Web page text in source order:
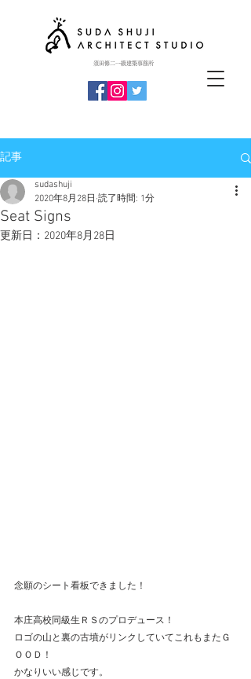
​須田修二一級建築事務所
記事
Seat Signs
sudashuji
2020年8月28日 読了時間: 1分
更新日： 2020年8月28日
念願のシート看板できました！
本庄高校同級生ＲＳのプロデュース！
ロゴの山と裏の古墳がリンクしていてこれもまたＧ
ＯＯＤ！
かなりいい感じです。